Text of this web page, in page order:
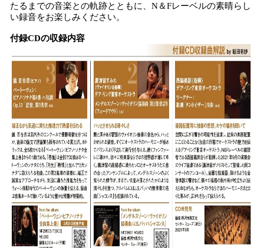
たるまでの音楽との軌跡とともに、N＆Fレーベルの素晴らし
い録音をお楽しみください。
付録CDの収録内容